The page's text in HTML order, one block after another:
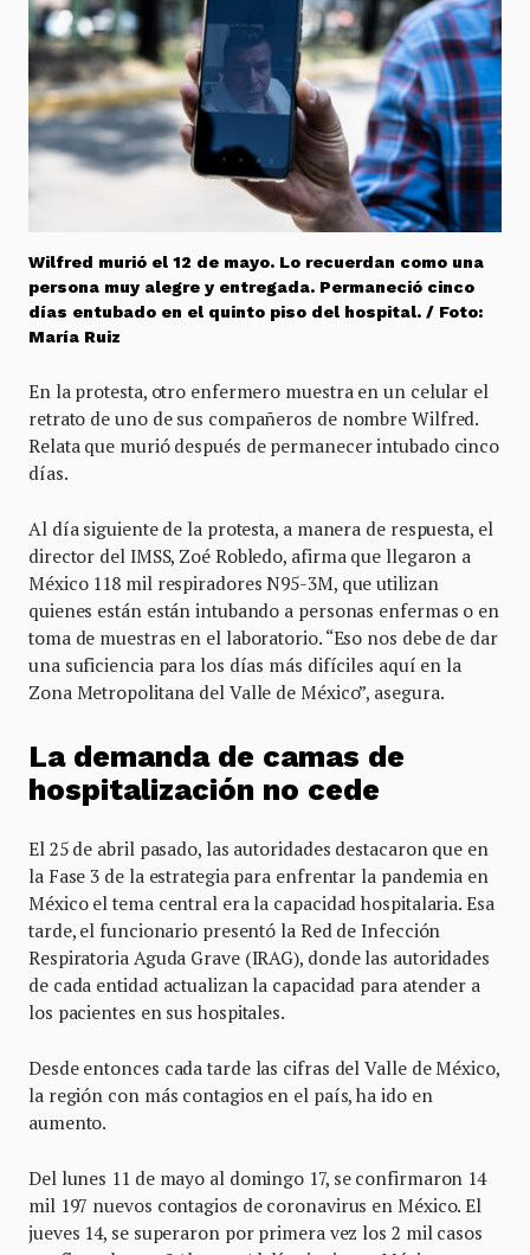
Wilfred murió el 12 de mayo. Lo recuerdan como una
persona muy alegre y entregada. Permaneció cinco
días entubado en el quinto piso del hospital. / Foto:
María Ruiz
En la protesta, otro enfermero muestra en un celular el
retrato de uno de sus compañeros de nombre Wilfred.
Relata que murió después de permanecer intubado cinco
días.
Al día siguiente de la protesta, a manera de respuesta, el
director del IMSS, Zoé Robledo, afirma que llegaron a
México 118 mil respiradores N95-3M, que utilizan
quienes están están intubando a personas enfermas o en
toma de muestras en el laboratorio. “Eso nos debe de dar
una suficiencia para los días más difíciles aquí en la
Zona Metropolitana del Valle de México”, asegura.
La demanda de camas de
hospitalización no cede
El 25 de abril pasado, las autoridades destacaron que en
la Fase 3 de la estrategia para enfrentar la pandemia en
México el tema central era la capacidad hospitalaria. Esa
tarde, el funcionario presentó la Red de Infección
Respiratoria Aguda Grave (IRAG), donde las autoridades
de cada entidad actualizan la capacidad para atender a
los pacientes en sus hospitales.
Desde entonces cada tarde las cifras del Valle de México,
la región con más contagios en el país, ha ido en
aumento.
Del lunes 11 de mayo al domingo 17, se confirmaron 14
mil 197 nuevos contagios de coronavirus en México. El
jueves 14, se superaron por primera vez los 2 mil casos